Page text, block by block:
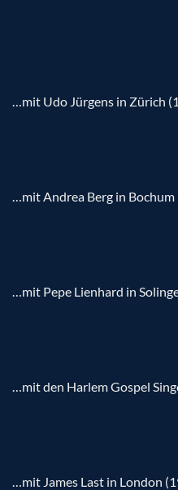
…mit Udo Jürgens in Zürich
…mit Andrea Berg in Bochum
…mit Pepe Lienhard in
…mit den Harlem Gospel
…mit James Last in London